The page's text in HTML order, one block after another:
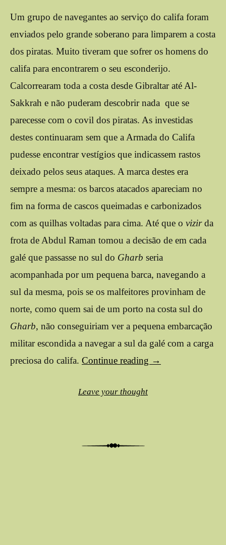
Um grupo de navegantes ao serviço do califa foram
enviados pelo grande soberano para limparem a costa
dos piratas. Muito tiveram que sofrer os homens do
califa para encontrarem o seu esconderijo.
Calcorrearam toda a costa desde Gibraltar até Al-
Sakkrah e não puderam descobrir nada que se
parecesse com o covil dos piratas. As investidas
destes continuaram sem que a Armada do Califa
pudesse encontrar vestígios que indicassem rastos
deixado pelos seus ataques. A marca destes era
sempre a mesma: os barcos atacados apareciam no
fim na forma de cascos queimadas e carbonizados
com as quilhas voltadas para cima. Até que o vizirda
frota de Abdul Raman tomou a decisão de em cada
galé que passasse no sul do Gharb seria
acompanhada por um pequena barca, navegando a
sul da mesma, pois se os malfeitores provinham de
norte, como quem sai de um porto na costa sul do
Gharb, não conseguiriam ver a pequena embarcação
militar escondida a navegar a sul da galé com a carga
preciosa do califa. Continue reading →
Leave your thought